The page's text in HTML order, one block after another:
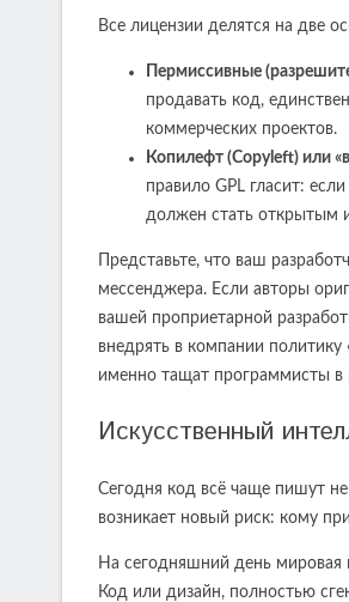
Все лицензии делятся на две
Пермиссивные
продавать код,
коммерческих проектов.
Копилефт (Copyleft) или
правило GPL гласит:
должен стать открытым
Представьте, что ваш
мессенджера. Если авторы
вашей проприетарной
внедрять в компании политику
именно тащат программисты в
Искусственный
Сегодня код всё чаще пишут
возникает новый риск: кому
На сегодняшний день мировая
Код или дизайн, полностью